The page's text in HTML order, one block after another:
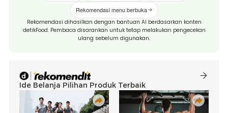
Rekomendasi menu berbuka
Rekomendasi dihasilkan dengan bantuan AI berdasarkan konten
detikFood. Pembaca disarankan untuk tetap melakukan pengecekan
ulang sebelum digunakan.